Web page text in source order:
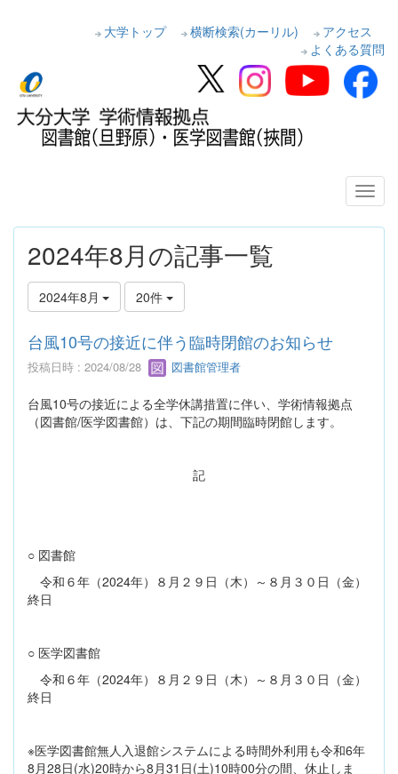
大学トップ 横断検索(カーリル)
アクセス
よくある質問
2024年8月の記事一覧
2024年8月 20件
台風10号の接近に伴う臨時閉館のお知らせ
投稿日時 : 2024/08/28 図書館管理者
台風10号の接近による全学休講措置に伴い、学術情報拠点
（図書館/医学図書館）は、下記の期間臨時閉館します。
記
○ 図書館
令和６年（2024年）８月２９日（木）～８月３０日（金）
終日
○ 医学図書館
令和６年（2024年）８月２９日（木）～８月３０日（金）
終日
※医学図書館無人入退館システムによる時間外利用も令和6年
8月28日(水)20時から8月31日(土)10時00分の間、休止しま